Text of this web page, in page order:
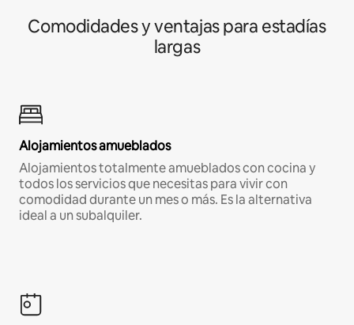
Comodidades y ventajas para estadías
largas
Alojamientos amueblados
Alojamientos totalmente amueblados con cocina y
todos los servicios que necesitas para vivir con
comodidad durante un mes o más. Es la alternativa
ideal a un subalquiler.